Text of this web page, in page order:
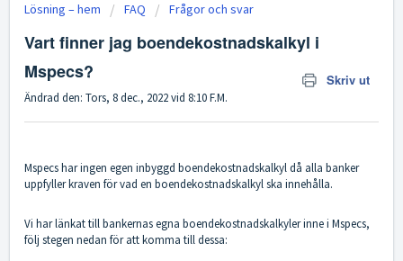
Lösning – hem FAQ Frågor och svar
Vart finner jag boendekostnadskalkyl i
Mspecs?
Skriv ut
Ändrad den: Tors, 8 dec., 2022 vid 8:10 F.M.
Mspecs har ingen egen inbyggd boendekostnadskalkyl då alla banker
uppfyller kraven för vad en boendekostnadskalkyl ska innehålla.
Vi har länkat till bankernas egna boendekostnadskalkyler inne i Mspecs,
följ stegen nedan för att komma till dessa: